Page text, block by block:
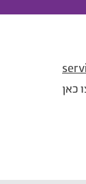
כאן